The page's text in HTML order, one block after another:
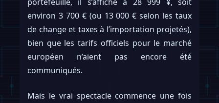
environ 3 700 € (ou 13 000 € selon les taux
de change et taxes à l’importation projetés),
bien que les tarifs officiels pour le marché
européen n’aient pas encore été
communiqués.
Mais le vrai spectacle commence une fois